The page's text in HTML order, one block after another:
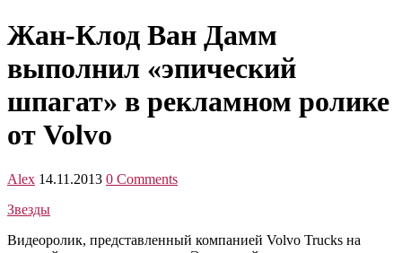
Жан-Клод Ван Дамм
выполнил «эпический
шпагат» в рекламном ролике
от Volvo
Alex 14.11.2013 0 Comments
Звезды
Видеоролик, представленный компанией Volvo Trucks на